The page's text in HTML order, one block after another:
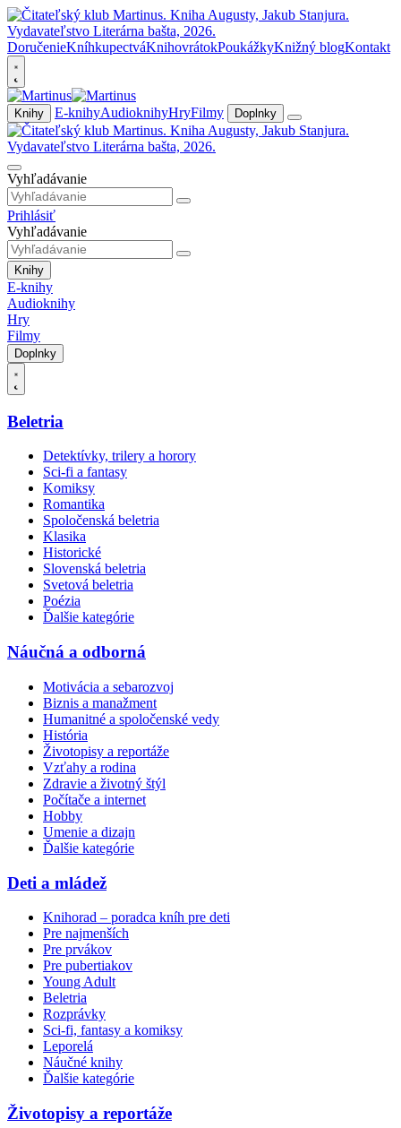
DoručenieKníhkupectváKnihovrátokPoukážkyKnižný blogKontakt
Knihy E-knihyAudioknihyHryFilmy Doplnky
Vyhľadávanie
Prihlásiť
Vyhľadávanie
Knihy
E-knihy
Audioknihy
Hry
Filmy
Doplnky
Beletria
Detektívky, trilery a horory
Sci-fi a fantasy
Komiksy
Romantika
Spoločenská beletria
Klasika
Historické
Slovenská beletria
Svetová beletria
Poézia
Ďalšie kategórie
Náučná a odborná
Motivácia a sebarozvoj
Biznis a manažment
Humanitné a spoločenské vedy
História
Životopisy a reportáže
Vzťahy a rodina
Zdravie a životný štýl
Počítače a internet
Hobby
Umenie a dizajn
Ďalšie kategórie
Deti a mládež
Knihorad – poradca kníh pre deti
Pre najmenších
Pre prvákov
Pre pubertiakov
Young Adult
Beletria
Rozprávky
Sci-fi, fantasy a komiksy
Leporelá
Náučné knihy
Ďalšie kategórie
Životopisy a reportáže